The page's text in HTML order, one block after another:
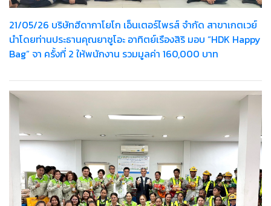
21/05/26 บริษัทฮีดากาโยโก เอ็นเตอร์ไพรส์ จำกัด สาขาเกตเวย์
นำโดยท่านประธานคุณยาซูโอะ อาทิตย์เรืองสิริ มอบ “HDK Happy
Bag” จา ครั้งที่ 2 ให้พนักงาน รวมมูลค่า 160,000 บาท